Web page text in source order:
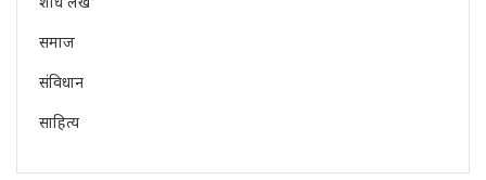
समाज
संविधान
साहित्य